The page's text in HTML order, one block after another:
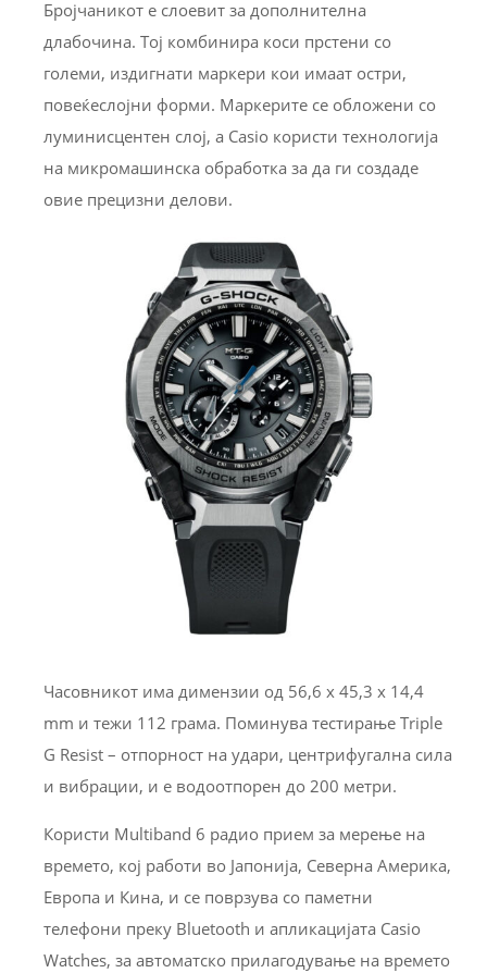
Бројчаникот е слоевит за дополнителна
длабочина. Тој комбинира коси прстени со
големи, издигнати маркери кои имаат остри,
повеќеслојни форми. Маркерите се обложени со
луминисцентен слој, а Casio користи технологија
на микромашинска обработка за да ги создаде
овие прецизни делови.
Часовникот има димензии од 56,6 x 45,3 x 14,4
mm и тежи 112 грама. Поминува тестирање Triple
G Resist – отпорност на удари, центрифугална сила
и вибрации, и е водоотпорен до 200 метри.
Користи Multiband 6 радио прием за мерење на
времето, кој работи во Јапонија, Северна Америка,
Европа и Кина, и се поврзува со паметни
телефони преку Bluetooth и апликацијата Casio
Watches, за автоматско прилагодување на времето